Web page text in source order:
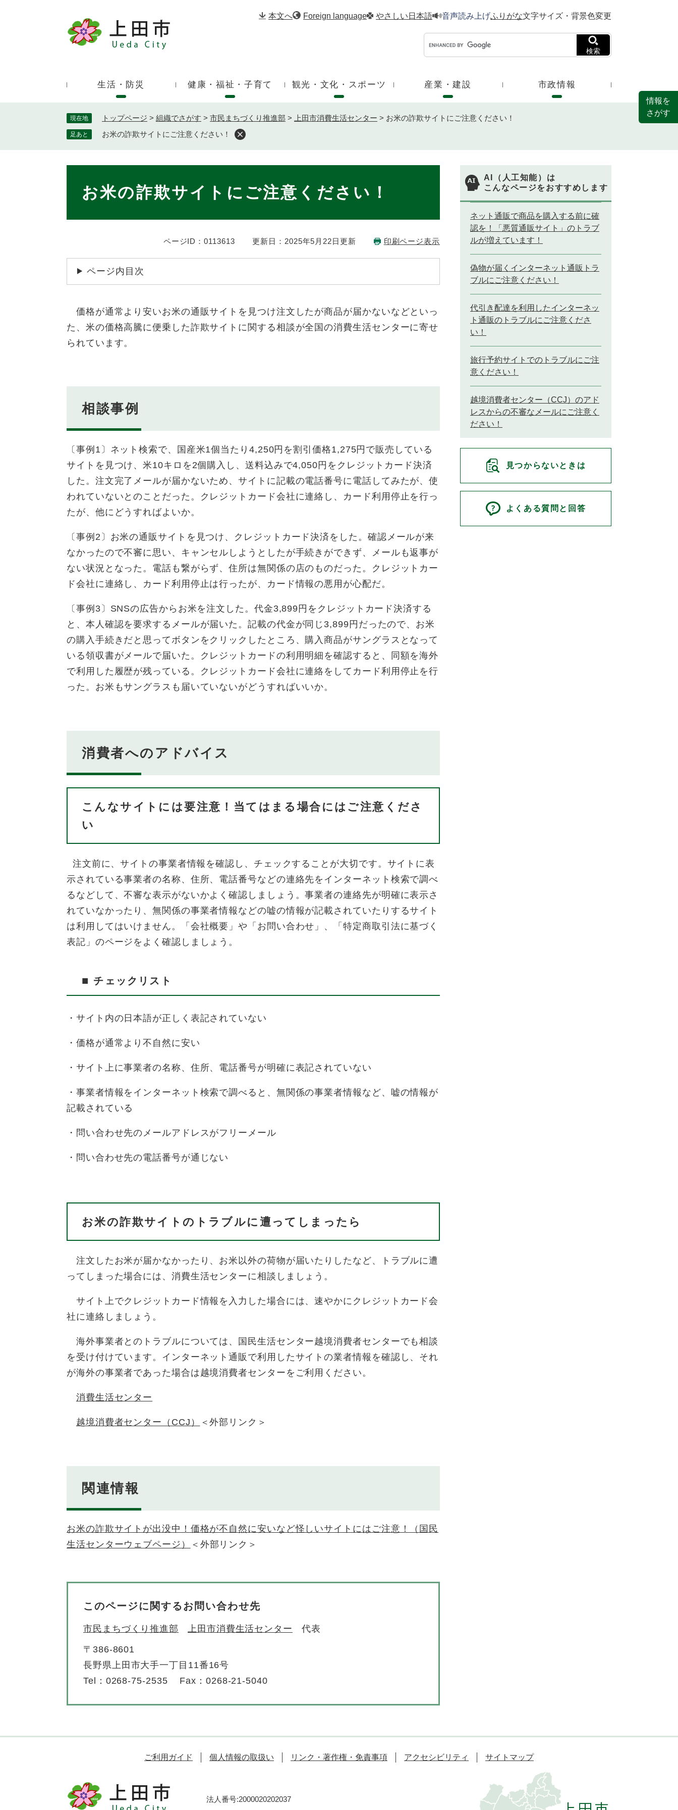
。
本文へ Foreign language やさしい日本語 音声読み上げふりがな文字サイズ・背景色変更
ド
検索
生活・防災 健康・福祉・子育て 観光・文化・スポーツ 産業・建設 市政情報
現在地 トップページ > 組織でさがす > 市民まちづくり推進部 > 上田市消費生活センター > お米の詐欺サイトにご注意ください！
足あと お米の詐欺サイトにご注意ください！
お米の詐欺サイトにご注意ください！
ページID：0113613 更新日：2025年5月22日更新 印刷ページ表示
ページ内目次
価格が通常より安いお米の通販サイトを見つけ注文したが商品が届かないなどといっ
た、米の価格高騰に便乗した詐欺サイトに関する相談が全国の消費生活センターに寄せ
られています。
相談事例
〔事例1〕ネット検索で、国産米1個当たり4,250円を割引価格1,275円で販売している
サイトを見つけ、米10キロを2個購入し、送料込みで4,050円をクレジットカード決済
した。注文完了メールが届かないため、サイトに記載の電話番号に電話してみたが、使
われていないとのことだった。クレジットカード会社に連絡し、カード利用停止を行っ
たが、他にどうすればよいか。
〔事例2〕お米の通販サイトを見つけ、クレジットカード決済をした。確認メールが来
なかったので不審に思い、キャンセルしようとしたが手続きができず、メールも返事が
ない状況となった。電話も繋がらず、住所は無関係の店のものだった。クレジットカー
ド会社に連絡し、カード利用停止は行ったが、カード情報の悪用が心配だ。
〔事例3〕SNSの広告からお米を注文した。代金3,899円をクレジットカード決済する
と、本人確認を要求するメールが届いた。記載の代金が同じ3,899円だったので、お米
の購入手続きだと思ってボタンをクリックしたところ、購入商品がサングラスとなって
いる領収書がメールで届いた。クレジットカードの利用明細を確認すると、同額を海外
で利用した履歴が残っている。クレジットカード会社に連絡をしてカード利用停止を行
った。お米もサングラスも届いていないがどうすればいいか。
消費者へのアドバイス
こんなサイトには要注意！当てはまる場合にはご注意くださ
い
注文前に、サイトの事業者情報を確認し、チェックすることが大切です。サイトに表
示されている事業者の名称、住所、電話番号などの連絡先をインターネット検索で調べ
るなどして、不審な表示がないかよく確認しましょう。事業者の連絡先が明確に表示さ
れていなかったり、無関係の事業者情報などの嘘の情報が記載されていたりするサイト
は利用してはいけません。「会社概要」や「お問い合わせ」、「特定商取引法に基づく
表記」のページをよく確認しましょう。
■ チェックリスト
・サイト内の日本語が正しく表記されていない
・価格が通常より不自然に安い
・サイト上に事業者の名称、住所、電話番号が明確に表記されていない
・事業者情報をインターネット検索で調べると、無関係の事業者情報など、嘘の情報が
記載されている
・問い合わせ先のメールアドレスがフリーメール
・問い合わせ先の電話番号が通じない
お米の詐欺サイトのトラブルに遭ってしまったら
注文したお米が届かなかったり、お米以外の荷物が届いたりしたなど、トラブルに遭
ってしまった場合には、消費生活センターに相談しましょう。
サイト上でクレジットカード情報を入力した場合には、速やかにクレジットカード会
社に連絡しましょう。
海外事業者とのトラブルについては、国民生活センター越境消費者センターでも相談
を受け付けています。インターネット通販で利用したサイトの業者情報を確認し、それ
が海外の事業者であった場合は越境消費者センターをご利用ください。
消費生活センター
越境消費者センター（CCJ） ＜外部リンク＞
関連情報
お米の詐欺サイトが出没中！価格が不自然に安いなど怪しいサイトにはご注意！（国民
生活センターウェブページ）
＜外部リンク＞
このページに関するお問い合わせ先
市民まちづくり推進部 上田市消費生活センター 代表
〒386-8601
長野県上田市大手一丁目11番16号
Tel：0268-75-2535
Fax：0268-21-5040
AI（人工知能）は
こんなページをおすすめします
ネット通販で商品を購入する前に確
認を！「悪質通販サイト」のトラブ
ルが増えています！
偽物が届くインターネット通販トラ
ブルにご注意ください！
代引き配達を利用したインターネッ
ト通販のトラブルにご注意くださ
い！
旅行予約サイトでのトラブルにご注
意ください！
越境消費者センター（CCJ）のアド
レスからの不審なメールにご注意く
ださい！
見つからないときは
よくある質問と回答
情報を
さがす
ご利用ガイド 個人情報の取扱い リンク・著作権・免責事項 アクセシビリティ サイトマップ
法人番号:2000020202037